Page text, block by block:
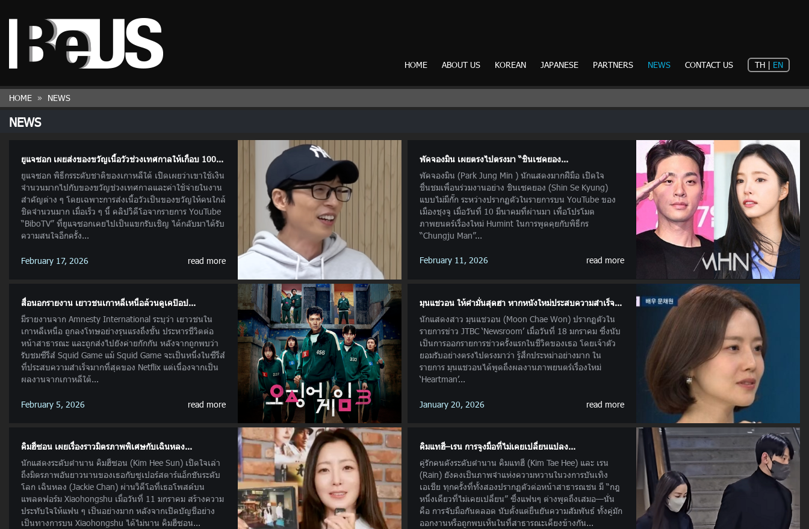
HOME ABOUT US KOREAN JAPANESE PARTNERS NEWS CONTACT US TH| EN
HOME NEWS
NEWS
ยูแจซอก เผยส่งของขวัญเนื้อวัวช่วงเทศกาลให้เกือบ 100...
ยูแจซอก พิธีกรระดับชาติของเกาหลีใต้ เปิดเผยว่าเขาใช้เงิน
จำนวนมากไปกับของขวัญช่วงเทศกาลและค่าใช้จ่ายในงาน
สำคัญต่าง ๆ โดยเฉพาะการส่งเนื้อวัวเป็นของขวัญให้คนใกล้
ชิดจำนวนมาก เมื่อเร็ว ๆ นี้ คลิปวิดีโอจากรายการ YouTube
“BiboTV” ที่ยูแจซอกเคยไปเป็นแขกรับเชิญ ได้กลับมาได้รับ
ความสนใจอีกครั้ง...
February 17, 2026 read more
พัคจองมิน เผยตรงไปตรงมา “ชินเซคยอง...
พัคจองมิน (Park Jung Min ) นักแสดงมากฝีมือ เปิดใจ
ชื่นชมเพื่อนร่วมงานอย่าง ชินเซคยอง (Shin Se Kyung)
แบบไม่มีกั๊ก ระหว่างปรากฏตัวในรายการบน YouTube ของ
เมืองชุงจู เมื่อวันที่ 10 มีนาคมที่ผ่านมา เพื่อโปรโมต
ภาพยนตร์เรื่องใหม่ Humint ในการพูดคุยกับพิธีกร
“Chungju Man”...
February 11, 2026 read more
สื่อนอกรายงาน เยาวชนเกาหลีเหนือล้วนดูเคป๊อป...
มีรายงานจาก Amnesty International ระบุว่า เยาวชนใน
เกาหลีเหนือ ถูกลงโทษอย่างรุนแรงถึงขั้น ประหารชีวิตต่อ
หน้าสาธารณะ และถูกส่งไปยังค่ายกักกัน หลังจากถูกพบว่า
รับชมซีรีส์ Squid Game แม้ Squid Game จะเป็นหนึ่งในซีรีส์
ที่ประสบความสำเร็จมากที่สุดของ Netflix แต่เนื่องจากเป็น
ผลงานจากเกาหลีใต้...
February 5, 2026 read more
มุนแชวอน ให้คำมั่นสุดฮา หากหนังใหม่ประสบความสำเร็จ...
นักแสดงสาว มุนแชวอน (Moon Chae Won) ปรากฏตัวใน
รายการข่าว JTBC ‘Newsroom’ เมื่อวันที่ 18 มกราคม ซึ่งนับ
เป็นการออกรายการข่าวครั้งแรกในชีวิตของเธอ โดยเจ้าตัว
ยอมรับอย่างตรงไปตรงมาว่า รู้สึกประหม่าอย่างมาก ใน
รายการ มุนแชวอนได้พูดถึงผลงานภาพยนตร์เรื่องใหม่
‘Heartman’...
January 20, 2026 read more
คิมฮีซอน เผยเรื่องราวมิตรภาพพิเศษกับเฉินหลง...
นักแสดงระดับตำนาน คิมฮีซอน (Kim Hee Sun) เปิดใจเล่า
ถึงมิตรภาพอันยาวนานของเธอกับซูเปอร์สตาร์แอ็กชันระดับ
โลก เฉินหลง (Jackie Chan) ผ่านวิดีโอที่เธอโพสต์บน
แพลตฟอร์ม Xiaohongshu เมื่อวันที่ 11 มกราคม สร้างความ
ประทับใจให้แฟน ๆ เป็นอย่างมาก หลังจากเปิดบัญชีอย่าง
เป็นทางการบน Xiaohongshu ได้ไม่นาน คิมฮีซอน...
คิมแทฮี–เรน การจูงมือที่ไม่เคยเปลี่ยนแปลง...
คู่รักคนดังระดับตำนาน คิมแทฮี (Kim Tae Hee) และ เรน
(Rain) ยังคงเป็นภาพจำแห่งความหวานในวงการบันเทิง
เอเชีย ทุกครั้งที่ทั้งสองปรากฏตัวต่อหน้าสาธารณชน มี “กฎ
หนึ่งเดียวที่ไม่เคยเปลี่ยน” ซึ่งแฟนๆ ต่างพูดถึงเสมอ—นั่น
คือ การจับมือกันตลอด นับตั้งแต่ยืนยันความสัมพันธ์ ทั้งคู่มัก
ออกงานหรือถูกพบเห็นในที่สาธารณะเคียงข้างกัน...